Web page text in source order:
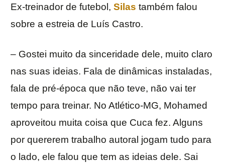
Ex-treinador de futebol, Silas também falou
sobre a estreia de Luís Castro.
– Gostei muito da sinceridade dele, muito claro
nas suas ideias. Fala de dinâmicas instaladas,
fala de pré-época que não teve, não vai ter
tempo para treinar. No Atlético-MG, Mohamed
aproveitou muita coisa que Cuca fez. Alguns
por quererem trabalho autoral jogam tudo para
o lado, ele falou que tem as ideias dele. Sai